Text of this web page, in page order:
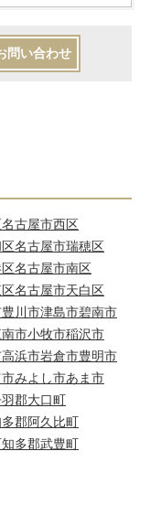
問い合わせ
名古屋市西区
名古屋市瑞穂区
名古屋市南区
名古屋市天白区
豊川市津島市碧南市
市小牧市稲沢市
高浜市岩倉市豊明市
みよし市あま市
郡大口町
郡阿久比町
知多郡武豊町